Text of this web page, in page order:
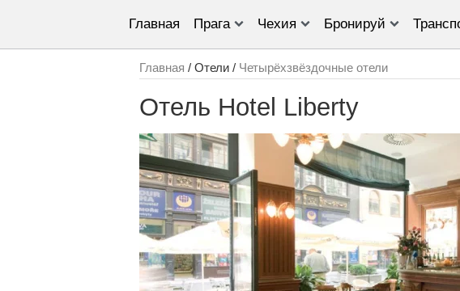
Главная Прага Чехия Бронируй
Главная / Отели / Четырёхзвёздочные отели
Отель Hotel Liberty